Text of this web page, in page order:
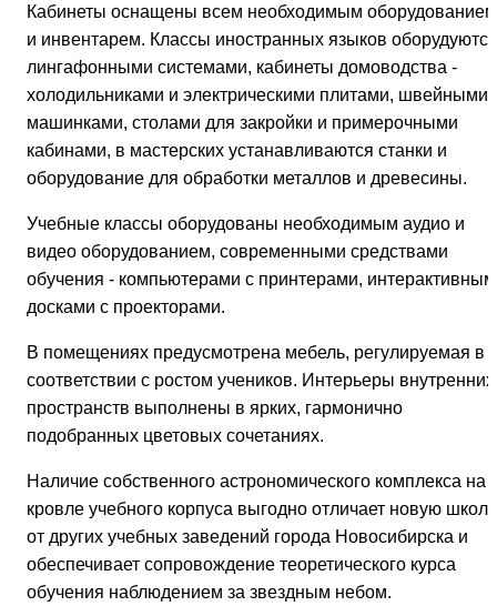
Кабинеты оснащены всем необходимым оборудованием
и инвентарем. Классы иностранных языков оборудуются
лингафонными системами, кабинеты домоводства -
холодильниками и электрическими плитами, швейными
машинками, столами для закройки и примерочными
кабинами, в мастерских устанавливаются станки и
оборудование для обработки металлов и древесины.
Учебные классы оборудованы необходимым аудио и
видео оборудованием, современными средствами
обучения - компьютерами с принтерами,
досками с проекторами.
В помещениях предусмотрена мебель, регулируемая в
соответствии с ростом учеников. Интерьеры внутренних
пространств выполнены в ярких, гармонично
подобранных цветовых сочетаниях.
Наличие собственного астрономического комплекса на
кровле учебного корпуса выгодно отличает новую школу
от других учебных заведений города Новосибирска и
обеспечивает сопровождение теоретического курса
обучения наблюдением за звездным небом.